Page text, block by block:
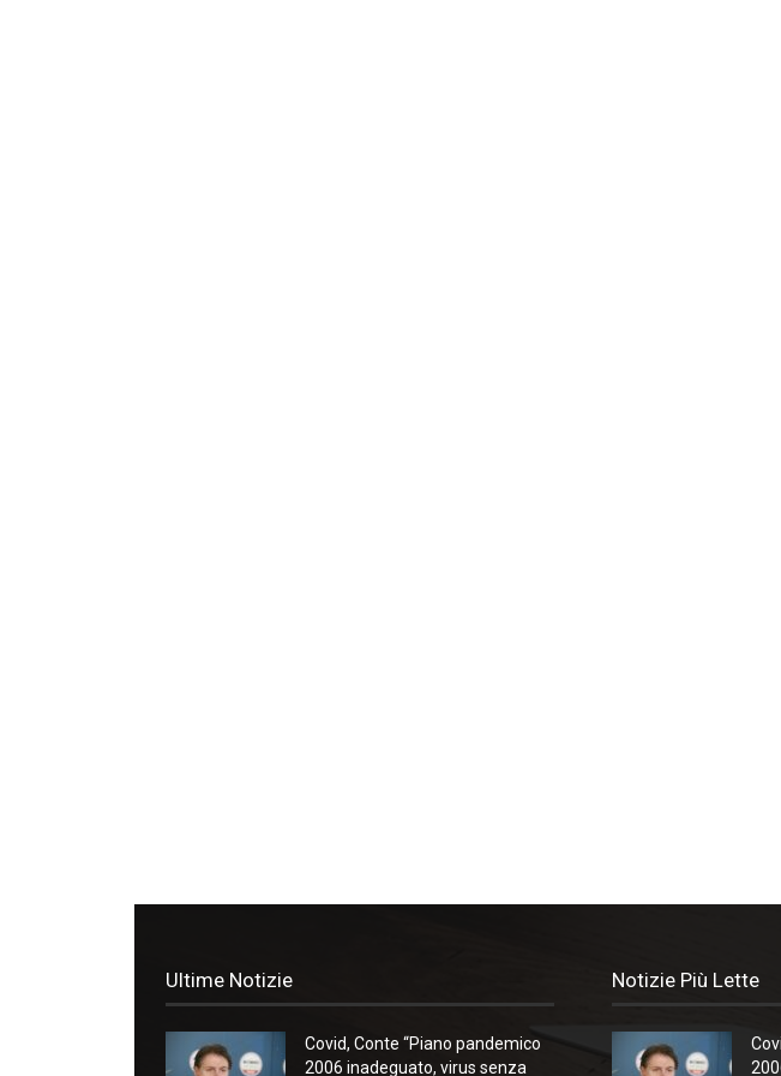
Ultime Notizie
Covid, Conte “Piano pandemico
2006 inadeguato, virus senza
Notizie Più Lette